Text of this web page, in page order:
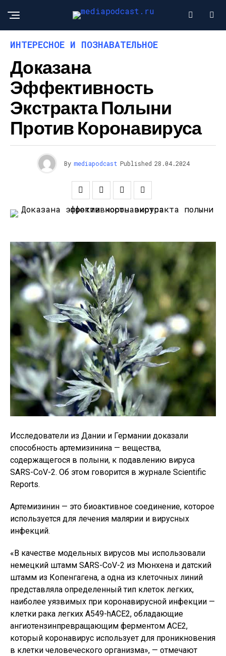
ИНТЕРЕСНОЕ И ПОЗНАВАТЕЛЬНОЕ
Доказана
Эффективность
Экстракта Полыни
Против Коронавируса
By mediapodcast Published 28.04.2024
Исследователи из Дании и Германии доказали
способность артемизинина — вещества,
содержащегося в полыни, к подавлению вируса
SARS-CoV-2. Об этом говорится в журнале Scientific
Reports.
Артемизинин — это биоактивное соединение, которое
используется для лечения малярии и вирусных
инфекций.
«В качестве модельных вирусов мы использовали
немецкий штамм SARS-CoV-2 из Мюнхена и датский
штамм из Копенгагена, а одна из клеточных линий
представляла определенный тип клеток легких,
наиболее уязвимых при коронавирусной инфекции —
клетки рака легких A549-hACE2, обладающие
ангиотензинпревращающим ферментом ACE2,
который коронавирус использует для проникновения
в клетки человеческого организма», — отмечают